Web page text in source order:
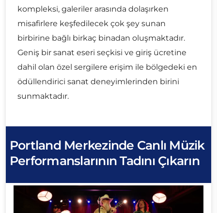
kompleksi, galeriler arasında dolaşırken
misafirlere keşfedilecek çok şey sunan
birbirine bağlı birkaç binadan oluşmaktadır.
Geniş bir sanat eseri seçkisi ve giriş ücretine
dahil olan özel sergilere erişim ile bölgedeki en
ödüllendirici sanat deneyimlerinden birini
sunmaktadır.
Portland Merkezinde Canlı Müzik
Performanslarının Tadını Çıkarın